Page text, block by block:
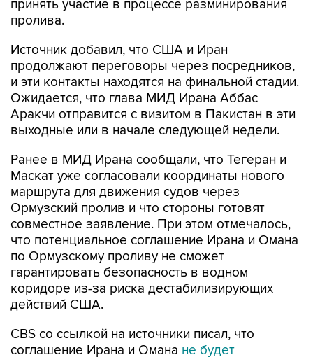
Источник добавил, что США и Иран
и эти контакты находятся на финальной стадии.
Ожидается, что глава МИД Ирана Аббас
Аракчи отправится с визитом в Пакистан в эти
выходные или в начале следующей недели.
Ранее в МИД Ирана сообщали, что Тегеран и
маршрута для движения судов через
Ормузский пролив и что стороны готовят
совместное заявление. При этом отмечалось,
что потенциальное соглашение Ирана и Омана
по Ормузскому проливу не сможет
гарантировать безопасность в водном
коридоре из-за риска дестабилизирующих
действий США.
CBS со ссылкой на источники писал, что
предусматривать платуза проход через
пролив.